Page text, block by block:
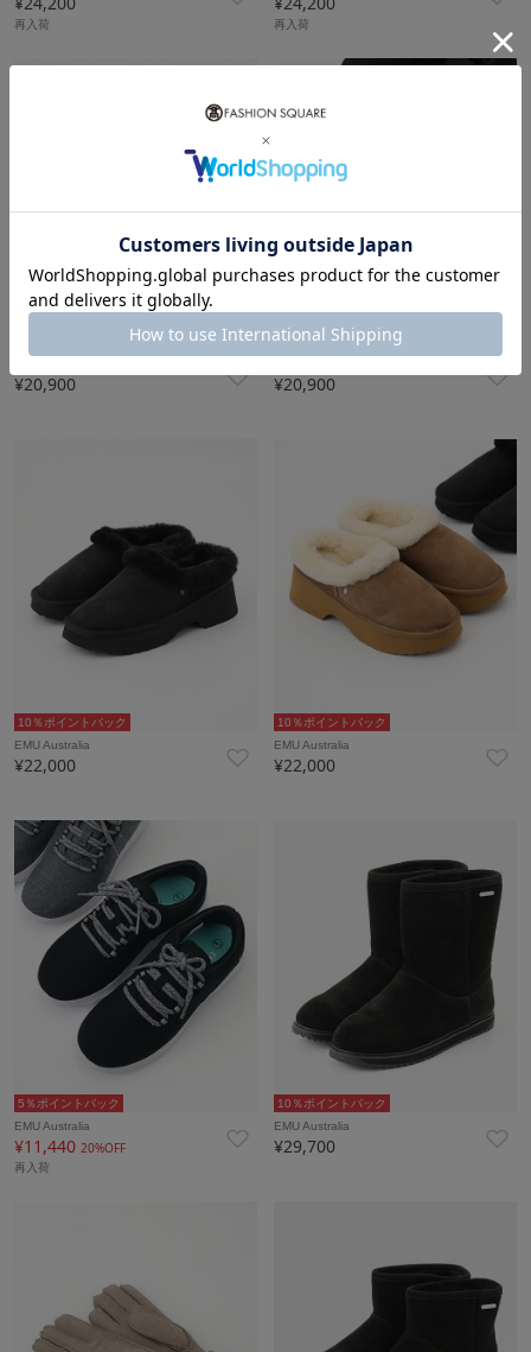
再入荷 再入荷
¥20,900
10％ポイントバック
¥20,900
10％ポイントバック
EMU Australia
¥22,000
10％ポイントバック
EMU Australia
¥22,000
5％ポイントバック
EMU Australia
¥11,440 20%OFF
再入荷
10％ポイントバック
EMU Australia
¥29,700